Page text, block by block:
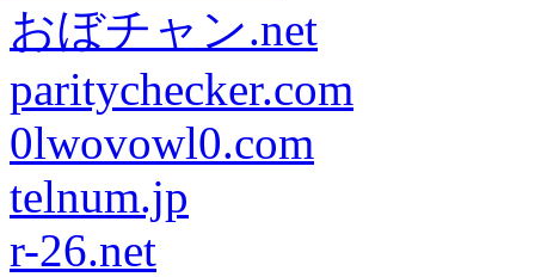
おぼチャン.net
paritychecker.com
0lwovowl0.com
telnum.jp
r-26.net